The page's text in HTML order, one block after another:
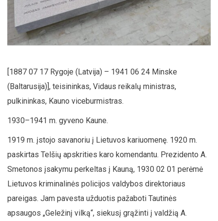
[1887 07 17 Rygoje (Latvija) – 1941 06 24 Minske
(Baltarusija)], teisininkas, Vidaus reikalų ministras,
pulkininkas, Kauno viceburmistras.
1930–1941 m. gyveno Kaune.
1919 m. įstojo savanoriu į Lietuvos kariuomenę. 1920 m.
paskirtas Telšių apskrities karo komendantu. Prezidento A.
Smetonos įsakymu perkeltas į Kauną, 1930 02 01 perėmė
Lietuvos kriminalinės policijos valdybos direktoriaus
pareigas. Jam pavesta užduotis pažaboti Tautinės
apsaugos „Geležinį vilką“, siekusį grąžinti į valdžią A.